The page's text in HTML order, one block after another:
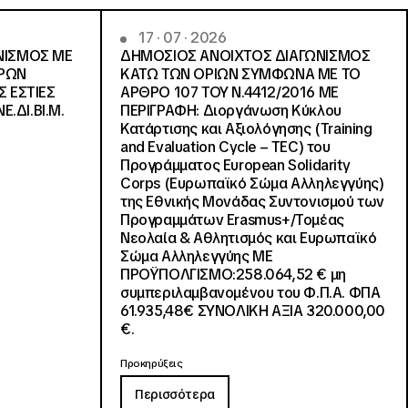
ΜΕ
ΕΣΤΙΕΣ
17 · 07 · 2026
ΔΗΜΟΣΙΟΣ ΑΝΟΙΧΤΟΣ ΔΙΑΓΩΝΙΣΜΟΣ
ΚΑΤΩ ΤΩΝ ΟΡΙΩΝ ΣΥΜΦΩΝΑ ΜΕ ΤΟ
ΑΡΘΡΟ 107 ΤΟΥ Ν.4412/2016 ΜΕ
ΠΕΡΙΓΡΑΦΗ: Διοργάνωση Κύκλου
Κατάρτισης και Αξιολόγησης (Training
and Evaluation Cycle – TEC) του
Προγράμματος European Solidarity
Corps (Ευρωπαϊκό Σώμα Αλληλεγγύης)
της Εθνικής Μονάδας Συντονισμού των
Προγραμμάτων Erasmus+/Τομέας
Νεολαία & Αθλητισμός και Ευρωπαϊκό
Σώμα Αλληλεγγύης ΜΕ
ΠΡΟΫΠΟΛΓΙΣΜΟ:258.064,52 € μη
συμπεριλαμβανομένου του Φ.Π.Α. ΦΠΑ
61.935,48€ ΣΥΝΟΛΙΚΗ ΑΞΙΑ 320.000,00
€.
Προκηρύξεις
Περισσότερα